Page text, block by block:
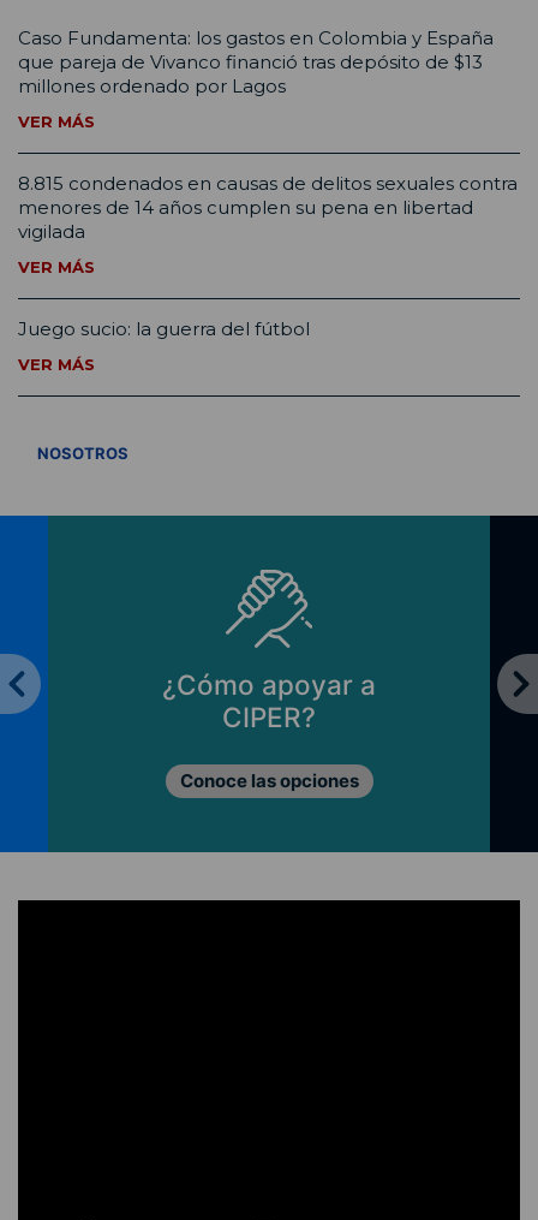
Caso Fundamenta: los gastos en Colombia y España
que pareja de Vivanco financió tras depósito de $13
millones ordenado por Lagos
VER MÁS
8.815 condenados en causas de delitos sexuales contra
menores de 14 años cumplen su pena en libertad
vigilada
VER MÁS
Juego sucio: la guerra del fútbol
VER MÁS
NOSOTROS
¿Cómo apoyar a
CIPER?
Conoce las opciones